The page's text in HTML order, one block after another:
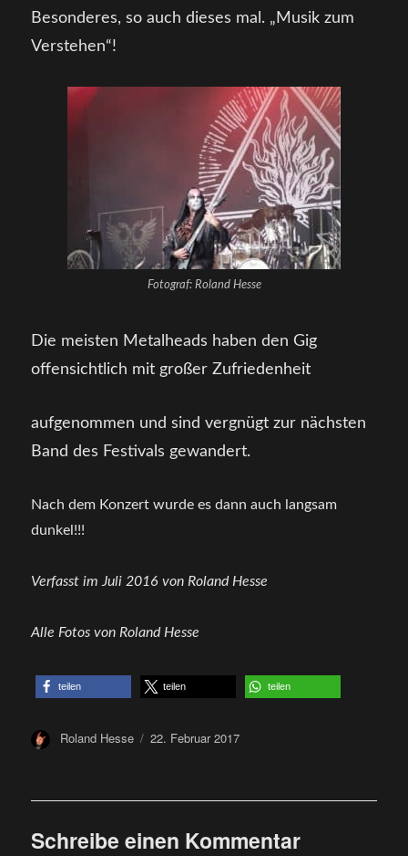
Besonderes, so auch dieses mal. „Musik zum
Verstehen“!
Fotograf: Roland Hesse
Die meisten Metalheads haben den Gig
offensichtlich mit großer Zufriedenheit
aufgenommen und sind vergnügt zur nächsten
Band des Festivals gewandert.
Nach dem Konzert wurde es dann auch langsam
dunkel!!!
Verfasst im Juli 2016 von Roland Hesse
Alle Fotos von Roland Hesse
teilen teilen teilen
Author
Roland Hesse
Posted
22. Februar 2017
Schreibe einen Kommentar